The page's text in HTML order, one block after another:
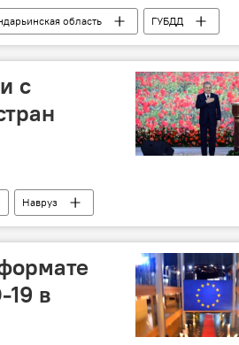
область ГУБДД
с
Навруз
19 в